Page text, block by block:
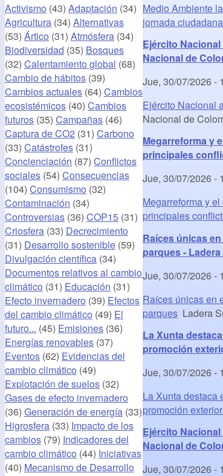
Medio Ambiente
jornada
Ejército
Nacional de
Jue, 30/07/2026 -
Ejército Nacional
Nacional de
Megarreforma y
principales
Jue, 30/07/2026 -
Megarreforma y
principales
Raíces únicas
parques -
Jue, 30/07/2026 -
Raíces únicas en
parques Ladera
La Xunta
promoción
Jue, 30/07/2026 -
La Xunta destaca
promoción
Ejército
Nacional de
Jue, 30/07/2026 -
Activismo (43) Adaptación (34)
Agricultura (34) Alternativas
(53) Ártico (31) Atmósfera (34)
Biodiversidad (35) Bosques
(32) Calentamiento global (68)
Cambio de hábitos (39)
Cambios actuales (64) Cambios
ecosistémicos (40) Cambios
futuros (35) Campañas (46)
Captura de CO2 (31) Carbono
(33) Catástrofes (31)
Concienciación (87) Conflictos
sociales (54) Consecuencias
(104) Consumismo (32)
Contaminación (34)
Controversias (36) COP15 (31)
Criosfera (33) Decrecimiento
(31) Desarrollo sostenible (59)
Divulgación científica (34)
Documentos relativos al cambio
climático (31) Educación (31)
Efecto invernadero (39) Efectos
del cambio climático (49) El
futuro... (45) Emisiones (36)
Energías renovables (37)
Eventos (62) Evidencias del
cambio climático (49)
Explotación de suelos (32)
Gases de efecto invernadero
(36) Generación de energía (33)
Higrosfera (33) Impacto de los
cambios (79) Indicadores del
cambio climático (44) Iniciativas
(40) Mecanismo de Desarrollo